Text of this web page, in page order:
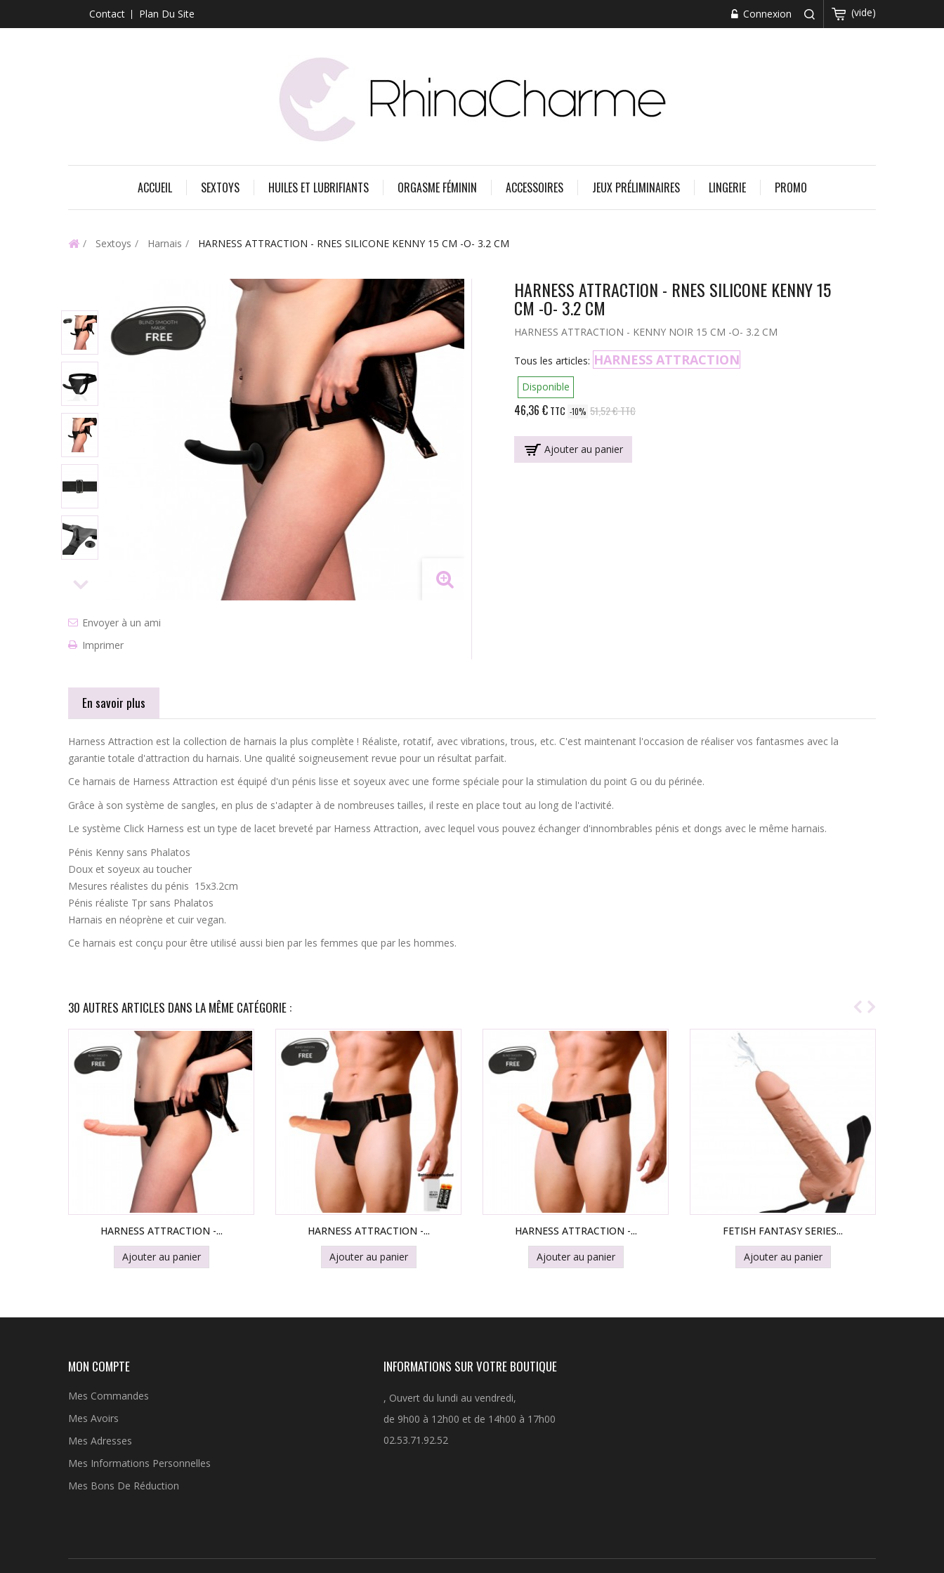
Contact Plan Du Site (vide)
Connexion
ACCUEIL SEXTOYS HUILES ET LUBRIFIANTS ORGASME FÉMININ ACCESSOIRES JEUX PRÉLIMINAIRES LINGERIE PROMO
Sextoys Harnais HARNESS ATTRACTION - RNES SILICONE KENNY 15 CM -O- 3.2 CM
Envoyer à un ami
Imprimer
HARNESS ATTRACTION - RNES SILICONE KENNY 15
CM -O- 3.2 CM
HARNESS ATTRACTION - KENNY NOIR 15 CM -O- 3.2 CM
Tous les articles: HARNESS ATTRACTION
Disponible
46,36 €TTC -10% 51,52 €TTC
Ajouter au panier
En savoir plus
Harness Attraction est la collection de harnais la plus complète ! Réaliste, rotatif, avec vibrations, trous, etc. C'est maintenant l'occasion de réaliser vos fantasmes avec la
garantie totale d'attraction du harnais. Une qualité soigneusement revue pour un résultat parfait.
Ce harnais de Harness Attraction est équipé d'un pénis lisse et soyeux avec une forme spéciale pour la stimulation du point G ou du périnée.
Grâce à son système de sangles, en plus de s'adapter à de nombreuses tailles, il reste en place tout au long de l'activité.
Le système Click Harness est un type de lacet breveté par Harness Attraction, avec lequel vous pouvez échanger d'innombrables pénis et dongs avec le même harnais.
Pénis Kenny sans Phalatos
Doux et soyeux au toucher
Mesures réalistes du pénis 15x3.2cm
Pénis réaliste Tpr sans Phalatos
Harnais en néoprène et cuir vegan.
Ce harnais est conçu pour être utilisé aussi bien par les femmes que par les hommes.
30 AUTRES ARTICLES DANS LA MÊME CATÉGORIE :
HARNESS ATTRACTION -...
Ajouter au panier
HARNESS ATTRACTION -...
Ajouter au panier
HARNESS ATTRACTION -...
Ajouter au panier
FETISH FANTASY SERIES...
Ajouter au panier
MON COMPTE
Mes Commandes
Mes Avoirs
Mes Adresses
Mes Informations Personnelles
Mes Bons De Réduction
INFORMATIONS SUR VOTRE BOUTIQUE
, Ouvert du lundi au vendredi,
de 9h00 à 12h00 et de 14h00 à 17h00
02.53.71.92.52